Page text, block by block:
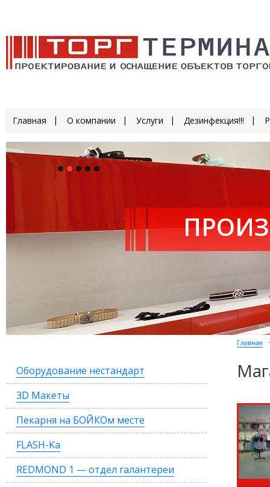
Главная О компании Услуги Дезинфекция!!!
Оборудование нестандарт
3D Макеты
Пекарня на БОЙКОм месте
FLASH-Ka
REDMOND 1 — отдел галантереи
Главная